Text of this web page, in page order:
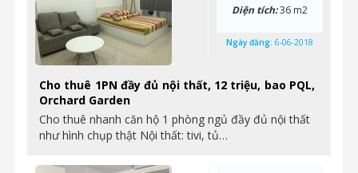
Cho thuê 1PN đầy đủ nội thất, 12 triệu, bao PQL,
Orchard Garden
Cho thuê nhanh căn hộ 1 phòng ngủ đầy đủ nội thất
như hình chụp thật Nội thất: tivi, tủ…
Diện tích:36 m2
Ngày đăng: 6-06-2018